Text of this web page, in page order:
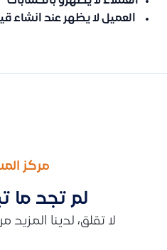
العميل لا يظهر عند
مركز
لم تجد ما
لا تقلق، لدينا